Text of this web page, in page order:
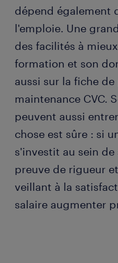
dépend également
l'emploie. Une
des facilités à
formation et son
aussi sur la fiche
maintenance CVC.
peuvent aussi
chose est sûre : si
s'investit au sein
preuve de rigueur
veillant à la
salaire augmenter